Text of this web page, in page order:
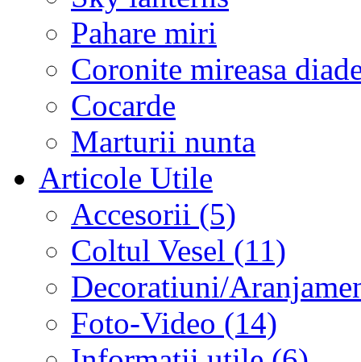
Pahare miri
Coronite mireasa
Cocarde
Marturii nunta
Articole Utile
Accesorii (5)
Coltul Vesel (11)
Decoratiuni/
Foto-Video (14)